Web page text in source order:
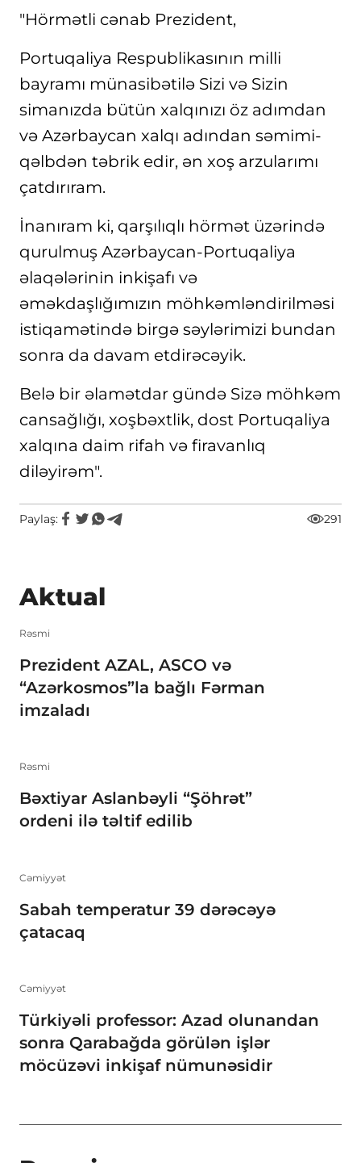
"Hörmətli cənab Prezident,
Portuqaliya Respublikasının milli
bayramı münasibətilə Sizi və Sizin
simanızda bütün xalqınızı öz adımdan
və Azərbaycan xalqı adından səmimi-
qəlbdən təbrik edir, ən xoş arzularımı
çatdırıram.
İnanıram ki, qarşılıqlı hörmət üzərində
qurulmuş Azərbaycan-Portuqaliya
əlaqələrinin inkişafı və
əməkdaşlığımızın möhkəmləndirilməsi
istiqamətində birgə səylərimizi bundan
sonra da davam etdirəcəyik.
Belə bir əlamətdar gündə Sizə möhkəm
cansağlığı, xoşbəxtlik, dost Portuqaliya
xalqına daim rifah və firavanlıq
diləyirəm".
Paylaş: 291
Aktual
Rəsmi
Prezident AZAL, ASCO və
“Azərkosmos”la bağlı Fərman
imzaladı
Rəsmi
Bəxtiyar Aslanbəyli “Şöhrət”
ordeni ilə təltif edilib
Cəmiyyət
Sabah temperatur 39 dərəcəyə
çatacaq
Cəmiyyət
Türkiyəli professor: Azad olunandan
sonra Qarabağda görülən işlər
möcüzəvi inkişaf nümunəsidir